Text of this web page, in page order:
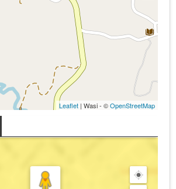
Leaflet | Wasi - ©OpenStreetMap